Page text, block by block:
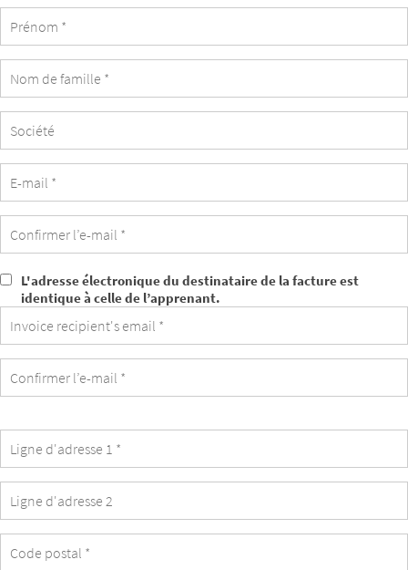
L'adresse
électronique
destinataire
la
identique
à
celle
de
l’apprenant.
L'adresse électronique du destinataire de la facture est
identique à celle de l’apprenant.